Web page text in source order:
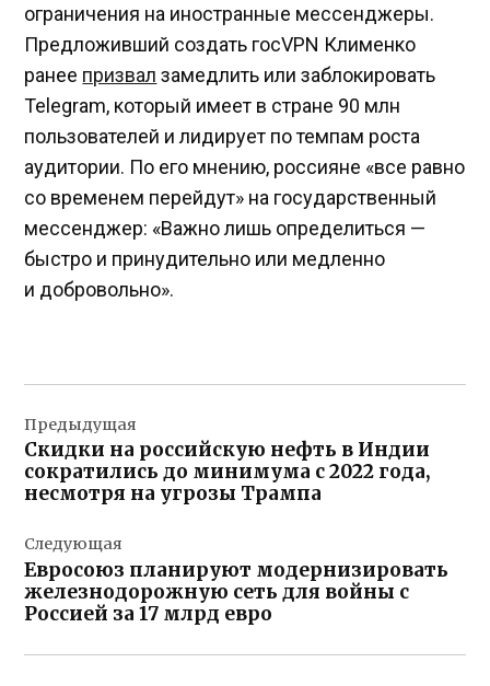
ограничения на иностранные мессенджеры.
Предложивший создать госVPN Клименко
ранее призвал замедлить или заблокировать
Telegram, который имеет в стране 90 млн
пользователей и лидирует по темпам роста
аудитории. По его мнению, россияне «все равно
со временем перейдут» на государственный
мессенджер: «Важно лишь определиться —
быстро и принудительно или медленно
и добровольно».
по
записям
Предыдущая
Скидки на российскую нефть в Индии
сократились до минимума с 2022 года,
несмотря на угрозы Трампа
Следующая
Евросоюз планируют модернизировать
железнодорожную сеть для войны с
Россией за 17 млрд евро